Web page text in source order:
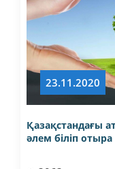
23.11.2020
Қазақстандағы
әлем біліп